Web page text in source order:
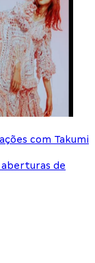
com Takumi
de